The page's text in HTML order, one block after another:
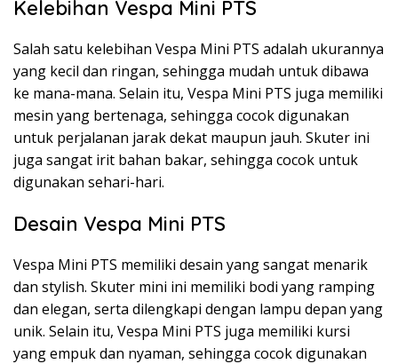
Kelebihan Vespa Mini PTS
Salah satu kelebihan Vespa Mini PTS adalah ukurannya
yang kecil dan ringan, sehingga mudah untuk dibawa
ke mana-mana. Selain itu, Vespa Mini PTS juga memiliki
mesin yang bertenaga, sehingga cocok digunakan
untuk perjalanan jarak dekat maupun jauh. Skuter ini
juga sangat irit bahan bakar, sehingga cocok untuk
digunakan sehari-hari.
Desain Vespa Mini PTS
Vespa Mini PTS memiliki desain yang sangat menarik
dan stylish. Skuter mini ini memiliki bodi yang ramping
dan elegan, serta dilengkapi dengan lampu depan yang
unik. Selain itu, Vespa Mini PTS juga memiliki kursi
yang empuk dan nyaman, sehingga cocok digunakan